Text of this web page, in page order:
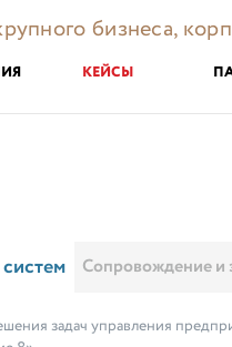
бизнеса,
КЕЙСЫ
Сопровождение и
задач управления